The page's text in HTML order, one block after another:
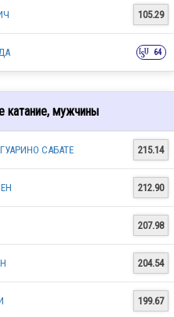
105.29
64
катание, мужчины
САБАТЕ 215.14
212.90
207.98
204.54
199.67